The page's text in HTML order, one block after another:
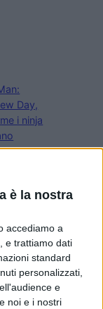
è la nostra
accediamo a
e trattiamo dati
standard
personalizzati,
e
noi e i nostri
Day,
i ninja
la
Jean
– I
bosco: